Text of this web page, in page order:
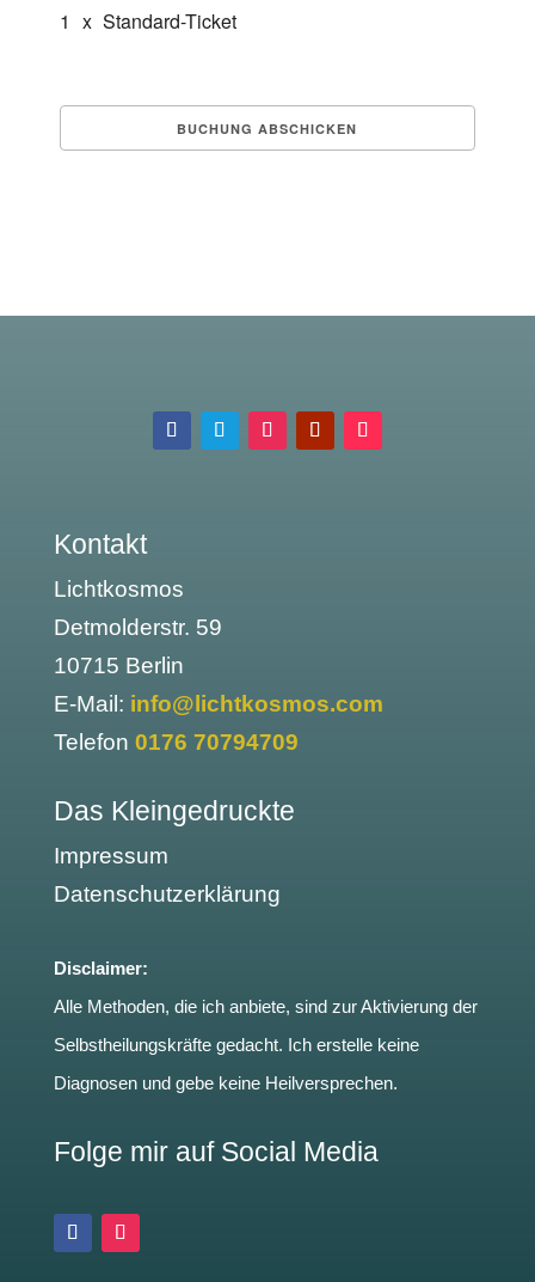
1 x Standard-Ticket
Kontakt
Lichtkosmos
Detmolderstr. 59
10715 Berlin
E-Mail: info@lichtkosmos.com
Telefon 0176 70794709
Das Kleingedruckte
Impressum
Datenschutzerklärung
Disclaimer:
Alle Methoden, die ich anbiete, sind zur Aktivierung der
Selbstheilungskräfte gedacht. Ich erstelle keine
Diagnosen und gebe keine Heilversprechen.
Folge mir auf Social Media